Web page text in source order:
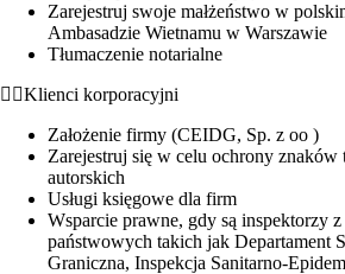
Zarejestruj swoje małżeństwo w
Ambasadzie Wietnamu w Warszawie
Tłumaczenie notarialne
Klienci korporacyjni
Założenie firmy (CEIDG, Sp. z oo )
Zarejestruj się w celu ochrony
autorskich
Usługi księgowe dla firm
Wsparcie prawne, gdy są inspektorzy
państwowych takich jak Departament
Graniczna, Inspekcja Sanitarno-